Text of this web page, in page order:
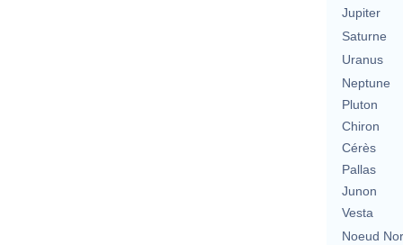
Jupiter
Saturne
Uranus
Neptune
Pluton
Chiron
Cérès
Pallas
Junon
Vesta
Noeud